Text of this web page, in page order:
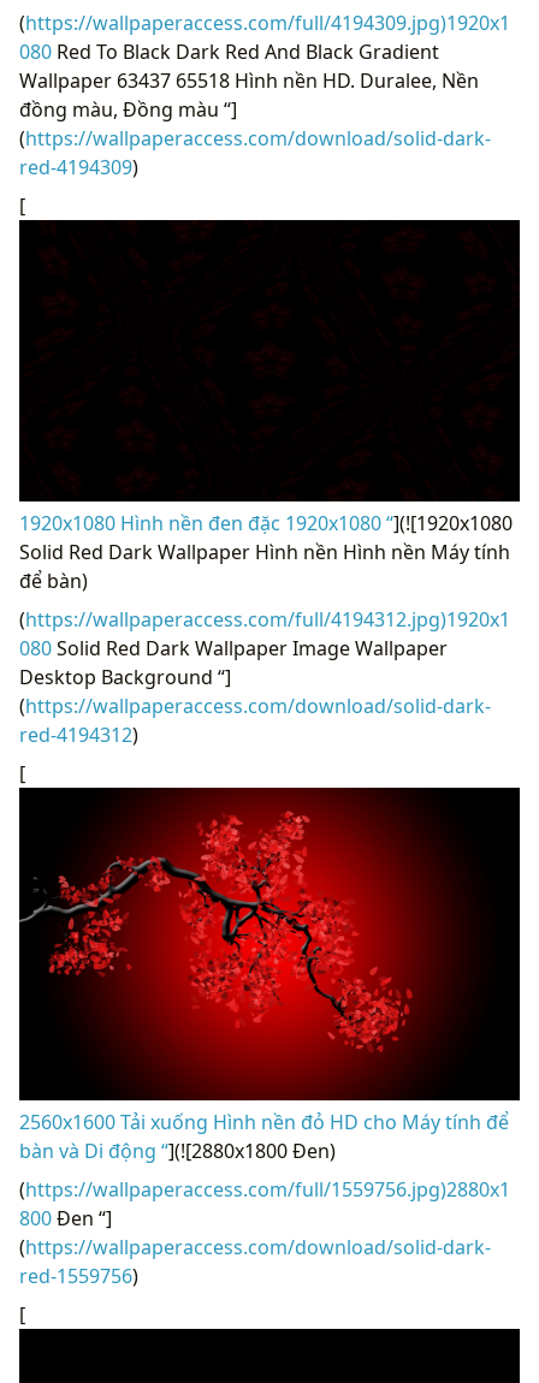
(https://wallpaperaccess.com/full/4194309.jpg)1920x1
080 Red To Black Dark Red And Black Gradient
Wallpaper 63437 65518 Hình nền HD. Duralee, Nền
đồng màu, Đồng màu “]
(https://wallpaperaccess.com/download/solid-dark-
red-4194309)
[
1920x1080 Hình nền đen đặc 1920x1080 “](![1920x1080
Solid Red Dark Wallpaper Hình nền Hình nền Máy tính
để bàn)
(https://wallpaperaccess.com/full/4194312.jpg)1920x1
080Solid Red Dark Wallpaper Image Wallpaper
Desktop Background “]
(https://wallpaperaccess.com/download/solid-dark-
red-4194312)
[
2560x1600 Tải xuống Hình nền đỏ HD cho Máy tính để
bàn và Di động “](![2880x1800 Đen)
(https://wallpaperaccess.com/full/1559756.jpg)2880x1
800Đen “]
(https://wallpaperaccess.com/download/solid-dark-
red-1559756)
[